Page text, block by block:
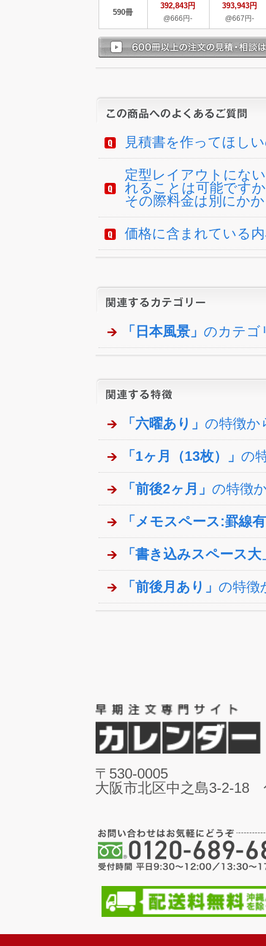
590冊
392,843円
@666円-
393,943円
@667円-
見積書を作ってほし
定型レイアウトにな
れることは可能です
その際料金は別にか
価格に含まれている
「日本風景」 のカテゴ
「六曜あり」 の特徴か
「1ヶ月（13枚）」 の
「前後2ヶ月」 の特徴
「メモスペース:罫線
「書き込みスペース大
「前後月あり」 の特徴
〒530-0005
大阪市北区中之島3-2-18